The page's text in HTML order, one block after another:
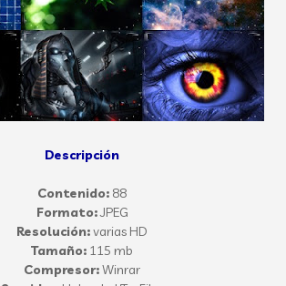
Descripción
Contenido: 88
Formato:JPEG
Resolución:varias HD
Tamaño: 115 mb
Compresor:Winrar